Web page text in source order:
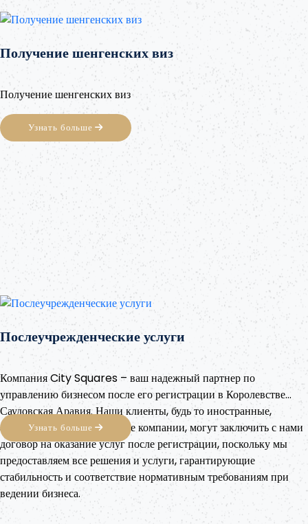
Получение шенгенских виз
Получение шенгенских виз
Узнать больше
Послеучрежденческие услуги
Компания City Squares – ваш надежный партнер по
управлению бизнесом после его регистрации в Королевстве
Саудовская Аравия. Наши клиенты, будь то иностранные,
арабские или отечественные компании, могут заключить с нами
договор на оказание услуг после регистрации, поскольку мы
предоставляем все решения и услуги, гарантирующие
стабильность и соответствие нормативным требованиям при
ведении бизнеса.
Узнать больше